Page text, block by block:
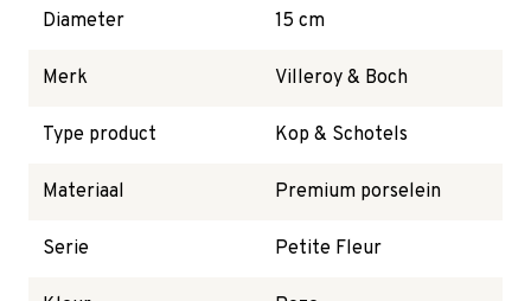
Diameter 15 cm
Merk Villeroy & Boch
Type product Kop & Schotels
Materiaal Premium porselein
Serie Petite Fleur